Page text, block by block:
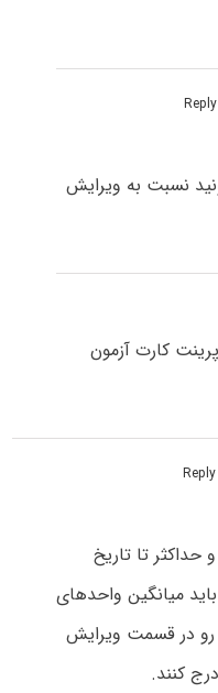
نسبت به ویرایش
کارت آزمون
تا تاریخ
باید میانگین واحدهای
گذرانده شده تا تاریخ ۹۵/۱۱/۳۰ رو در قسمت ویرایش
کنند.